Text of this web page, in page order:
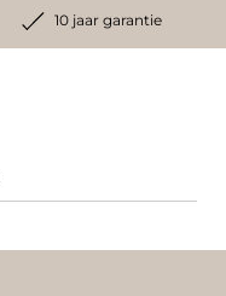
10 jaar garantie